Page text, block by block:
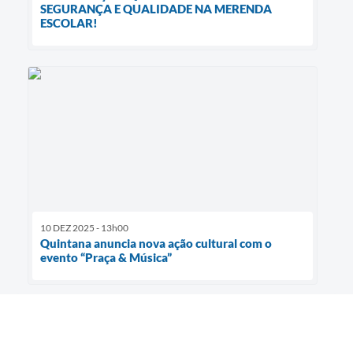
SEGURANÇA E QUALIDADE NA MERENDA
ESCOLAR!
10 DEZ 2025 - 13h00
Quintana anuncia nova ação cultural com o
evento “Praça & Música”